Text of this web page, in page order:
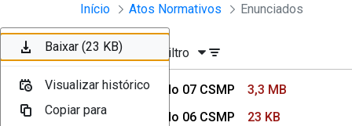
Pular para o Conteúdo principal
Instrumento jurídico -
Início Atos Normativos Enunciados
Ordenar Filtro
Enunciado 07 CSMP
3,3 MB
Enunciado 06 CSMP
23 KB
Baixar (3,3 MB)
Visualizar histórico
Copiar para
Baixar (23 KB)
Visualizar histórico
Copiar para
Baixar (24 KB)
Visualizar histórico
Copiar para
Baixar (23 KB)
Visualizar histórico
Copiar para